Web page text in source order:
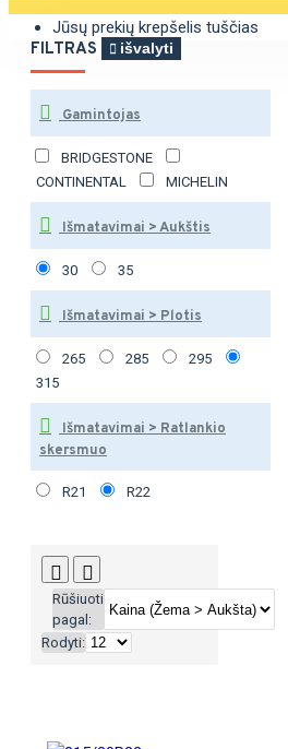
Jūsų prekių krepšelis tuščias
FILTRAS išvalyti
Gamintojas
BRIDGESTONE
CONTINENTAL
MICHELIN
Išmatavimai > Aukštis
30 35
Išmatavimai > Plotis
265 285
295
315
Išmatavimai > Ratlankio
skersmuo
R21 R22
Rūšiuoti
pagal:
Rodyti: